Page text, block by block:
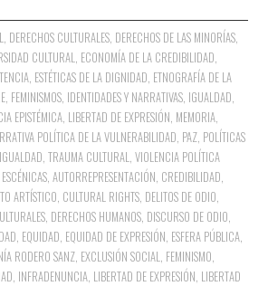
DERECHOS CULTURALES, DERECHOS DE LAS MINORÍAS,
CULTURAL ECONOMÍA DE LA CREDIBILIDAD
ESTÉTICAS DE LA DIGNIDAD ETNOGRAFÍA DE LA
FEMINISMOS IDENTIDADES Y NARRATIVAS IGUALDAD
EPISTÉMICA LIBERTAD DE EXPRESIÓN MEMORIA
POLÍTICA DE LA VULNERABILIDAD PAZ POLÍTICAS
,TRAUMA CULTURAL ,VIOLENCIA POLÍTICA
, AUTORREPRESENTACIÓN CREDIBILIDAD
ARTÍSTICO CULTURAL RIGHTS DELITOS DE ODIO
DERECHOS HUMANOS DISCURSO DE ODIO
EQUIDAD EQUIDAD DE EXPRESIÓN ESFERA PÚBLICA
RODERO SANZ EXCLUSIÓN SOCIAL FEMINISMO
INFRADENUNCIA LIBERTAD DE EXPRESIÓN LIBERTAD